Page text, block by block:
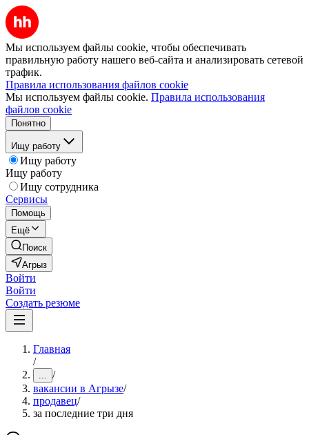
Мы используем файлы cookie, чтобы обеспечивать
правильную работу нашего веб-сайта и анализировать сетевой
трафик.
Правила использования файлов cookie
Мы используем файлы cookie. Правила использования
файлов cookie
Понятно
Ищу работу
Ищу работу
Ищу работу
Ищу сотрудника
Сервисы
Помощь
Ещё
Поиск
Агрыз
Войти
Войти
Создать резюме
Главная
/
... /
вакансии в Агрызе/
продавец/
за последние три дня